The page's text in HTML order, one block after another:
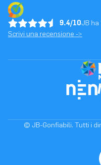
9.4/10JB ha
Scrivi una recensione ->
© JB-Gonfiabili. Tutti i